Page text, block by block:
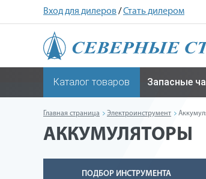
Вход для дилеров/Стать дилером
Каталог товаров Запасные
Главная страница Электроинструмент
АККУМУЛЯТОРЫ
ПОДБОР ИНСТРУМЕНТА